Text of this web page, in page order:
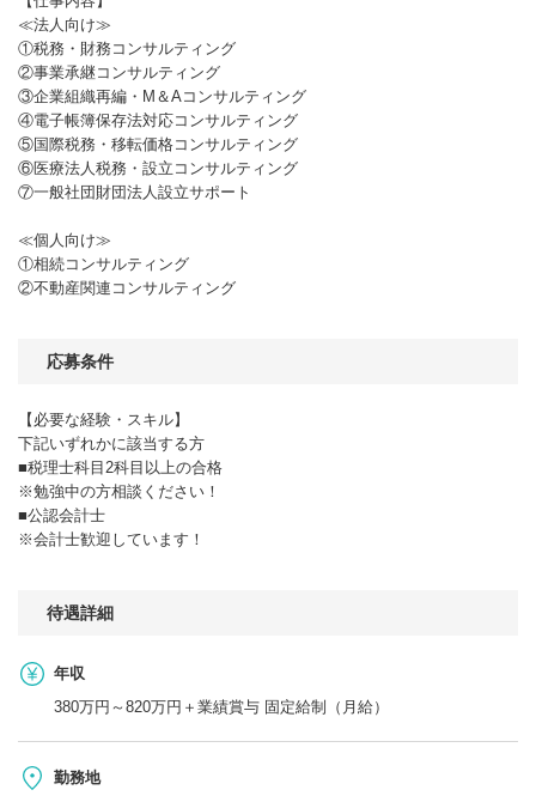
≪法人向け≫
①税務・財務コンサルティング
②事業承継コンサルティング
③企業組織再編・M＆Aコンサルティング
④電子帳簿保存法対応コンサルティング
⑤国際税務・移転価格コンサルティング
⑥医療法人税務・設立コンサルティング
⑦一般社団財団法人設立サポート
≪個人向け≫
①相続コンサルティング
②不動産関連コンサルティング
応募条件
【必要な経験・スキル】
下記いずれかに該当する方
■税理士科目2科目以上の合格
※勉強中の方相談ください！
■公認会計士
※会計士歓迎しています！
待遇詳細
年収
380万円～820万円＋業績賞与 固定給制（月給）
勤務地